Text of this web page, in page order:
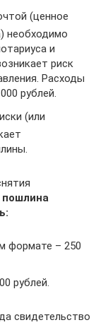
(ценное
необходимо
и
риск
Расходы
рублей.
(или
пошлина
формате – 250
рублей.
свидетельство